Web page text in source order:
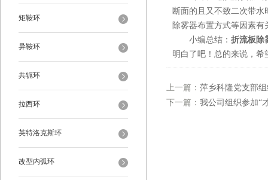
矩鞍环
异鞍环
共轭环
拉西环
英特洛克斯环
改型内弧环
断面的且又不致二次带
除雾器布置方式等因素有
小编总结： 折流板除
明白了吧！总的来说，希
上一篇： 萍乡科隆党支部
下一篇： 我公司组织参加“